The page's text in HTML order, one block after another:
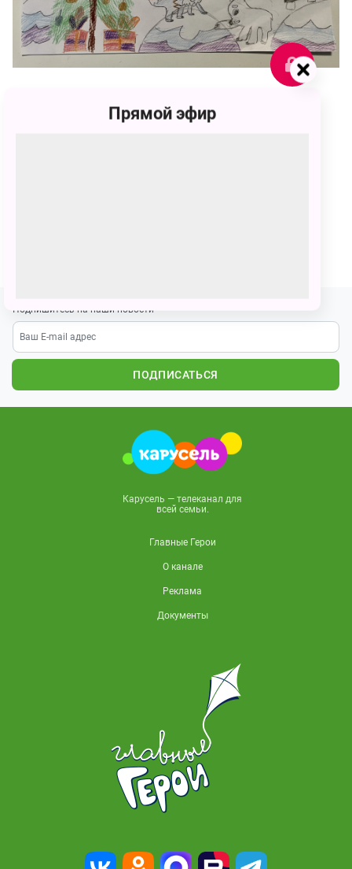
Подпишитесь на наши новости
ПОДПИСАТЬСЯ
Карусель — телеканал для
всей семьи.
Главные Герои
О канале
Реклама
Документы
Прямой эфир